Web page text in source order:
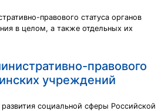
правового статуса органов
в целом, а также отдельных их
правового
учреждений
социальной сферы Российской